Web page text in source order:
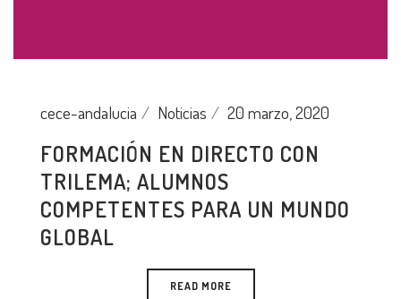
cece-andalucia Noticias 20 marzo, 2020
FORMACIÓN EN DIRECTO CON
TRILEMA; ALUMNOS
COMPETENTES PARA UN MUNDO
GLOBAL
READ MORE